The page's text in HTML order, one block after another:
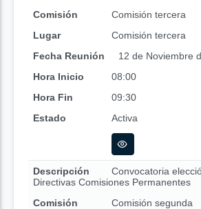
Comisión
Comisión tercera
Lugar
Comisión tercera
Fecha Reunión
12 de Noviembre
Hora Inicio
08:00
Hora Fin
09:30
Estado
Activa
Descripción
Convocatoria
Directivas Comisiones Permanentes
Comisión
Comisión segunda